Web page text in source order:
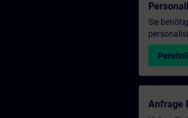
Sie
Anfrage